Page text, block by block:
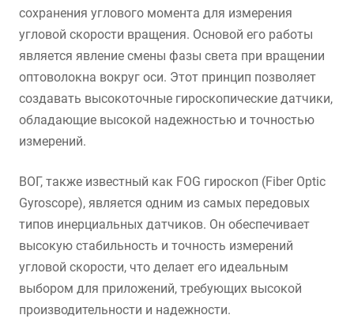
сохранения углового момента для измерения
угловой скорости вращения. Основой его работы
является явление смены фазы света при вращении
оптоволокна вокруг оси. Этот принцип позволяет
создавать высокоточные гироскопические датчики,
обладающие высокой надежностью и точностью
измерений.
ВОГ, также известный как FOG гироскоп (Fiber Optic
Gyroscope), является одним из самых передовых
типов инерциальных датчиков. Он обеспечивает
высокую стабильность и точность измерений
угловой скорости, что делает его идеальным
выбором для приложений, требующих высокой
производительности и надежности.